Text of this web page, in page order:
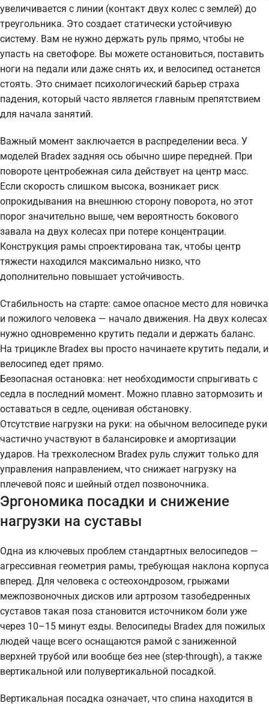
увеличивается с линии (контакт двух колес с землей) до
треугольника. Это создает статически устойчивую
систему. Вам не нужно держать руль прямо, чтобы не
упасть на светофоре. Вы можете остановиться, поставить
ноги на педали или даже снять их, и велосипед останется
стоять. Это снимает психологический барьер страха
падения, который часто является главным препятствием
для начала занятий.
Важный момент заключается в распределении веса. У
моделей Bradex задняя ось обычно шире передней. При
повороте центробежная сила действует на центр масс.
Если скорость слишком высока, возникает риск
опрокидывания на внешнюю сторону поворота, но этот
порог значительно выше, чем вероятность бокового
завала на двух колесах при потере концентрации.
Конструкция рамы спроектирована так, чтобы центр
тяжести находился максимально низко, что
дополнительно повышает устойчивость.
Стабильность на старте: самое опасное место для новичка
и пожилого человека — начало движения. На двух колесах
нужно одновременно крутить педали и держать баланс.
На трицикле Bradex вы просто начинаете крутить педали, и
велосипед едет прямо.
Безопасная остановка: нет необходимости спрыгивать с
седла в последний момент. Можно плавно затормозить и
оставаться в седле, оценивая обстановку.
Отсутствие нагрузки на руки: на обычном велосипеде руки
частично участвуют в балансировке и амортизации
ударов. На трехколесном Bradex руль служит только для
управления направлением, что снижает нагрузку на
плечевой пояс и шейный отдел позвоночника.
Эргономика посадки и снижение
нагрузки на суставы
Одна из ключевых проблем стандартных велосипедов —
агрессивная геометрия рамы, требующая наклона корпуса
вперед. Для человека с остеохондрозом, грыжами
межпозвоночных дисков или артрозом тазобедренных
суставов такая поза становится источником боли уже
через 10–15 минут езды. Велосипеды Bradex для пожилых
людей чаще всего оснащаются рамой с заниженной
верхней трубой или вообще без нее (step-through), а также
вертикальной или полувертикальной посадкой.
Вертикальная посадка означает, что спина находится в